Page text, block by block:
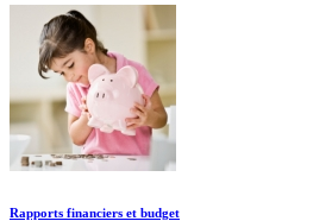
Rapports financiers et budget